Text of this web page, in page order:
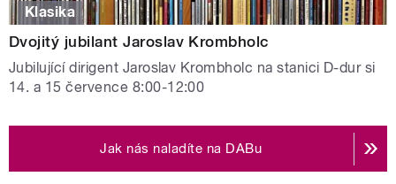
Klasika
Dvojitý jubilant Jaroslav Krombholc
Jubilující dirigent Jaroslav Krombholc na stanici D-dur si
14. a 15 července 8:00-12:00
Jak nás naladíte na DABu